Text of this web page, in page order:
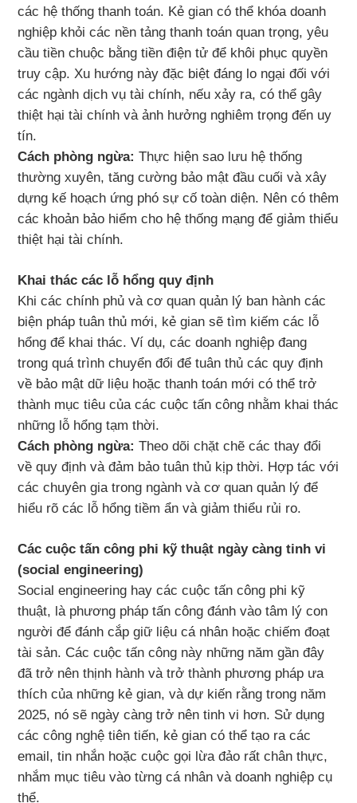
các hệ thống thanh toán. Kẻ gian có thể khóa doanh
nghiệp khỏi các nền tảng thanh toán quan trọng, yêu
cầu tiền chuộc bằng tiền điện tử để khôi phục quyền
truy cập. Xu hướng này đặc biệt đáng lo ngại đối với
các ngành dịch vụ tài chính, nếu xảy ra, có thể gây
thiệt hại tài chính và ảnh hưởng nghiêm trọng đến uy
tín.
Cách phòng ngừa: Thực hiện sao lưu hệ thống
thường xuyên, tăng cường bảo mật đầu cuối và xây
dựng kế hoạch ứng phó sự cố toàn diện. Nên có thêm
các khoản bảo hiểm cho hệ thống mạng để giảm thiểu
thiệt hại tài chính.
Khai thác các lỗ hổng quy định
Khi các chính phủ và cơ quan quản lý ban hành các
biện pháp tuân thủ mới, kẻ gian sẽ tìm kiếm các lỗ
hổng để khai thác. Ví dụ, các doanh nghiệp đang
trong quá trình chuyển đổi để tuân thủ các quy định
về bảo mật dữ liệu hoặc thanh toán mới có thể trở
thành mục tiêu của các cuộc tấn công nhằm khai thác
những lỗ hổng tạm thời.
Cách phòng ngừa: Theo dõi chặt chẽ các thay đổi
về quy định và đảm bảo tuân thủ kịp thời. Hợp tác với
các chuyên gia trong ngành và cơ quan quản lý để
hiểu rõ các lỗ hổng tiềm ẩn và giảm thiểu rủi ro.
Các cuộc tấn công phi kỹ thuật ngày càng tinh vi
(social engineering)
Social engineering hay các cuộc tấn công phi kỹ
thuật, là phương pháp tấn công đánh vào tâm lý con
người để đánh cắp giữ liệu cá nhân hoặc chiếm đoạt
tài sản. Các cuộc tấn công này những năm gần đây
đã trở nên thịnh hành và trở thành phương pháp ưa
thích của những kẻ gian, và dự kiến rằng trong năm
2025, nó sẽ ngày càng trở nên tinh vi hơn. Sử dụng
các công nghệ tiên tiến, kẻ gian có thể tạo ra các
email, tin nhắn hoặc cuộc gọi lừa đảo rất chân thực,
nhắm mục tiêu vào từng cá nhân và doanh nghiệp cụ
thể.